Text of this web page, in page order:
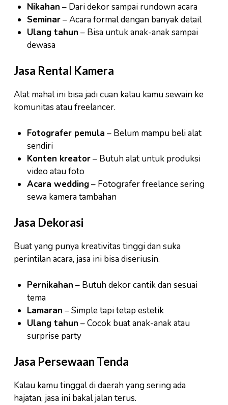
Nikahan – Dari dekor sampai rundown acara
Seminar– Acara formal dengan banyak detail
Ulang tahun – Bisa untuk anak-anak sampai
dewasa
Jasa Rental Kamera
Alat mahal ini bisa jadi cuan kalau kamu sewain ke
komunitas atau freelancer.
Fotografer pemula – Belum mampu beli alat
sendiri
Konten kreator– Butuh alat untuk produksi
video atau foto
Acara wedding– Fotografer freelance sering
sewa kamera tambahan
Jasa Dekorasi
Buat yang punya kreativitas tinggi dan suka
perintilan acara, jasa ini bisa diseriusin.
Pernikahan – Butuh dekor cantik dan sesuai
tema
Lamaran – Simple tapi tetap estetik
Ulang tahun – Cocok buat anak-anak atau
surprise party
Jasa Persewaan Tenda
Kalau kamu tinggal di daerah yang sering ada
hajatan, jasa ini bakal jalan terus.